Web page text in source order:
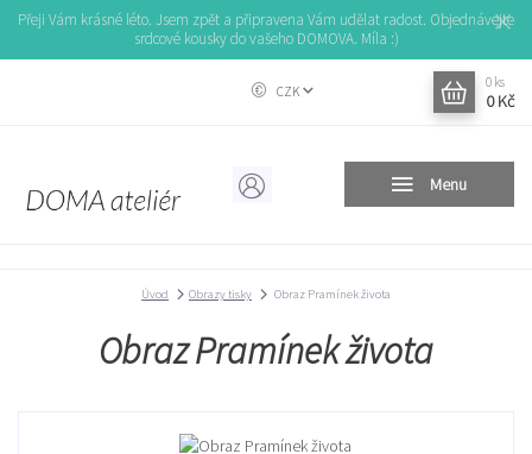
Přeji Vám krásné léto. Jsem zpět a připravena Vám udělat radost. Objednávejte
srdcové kousky do vašeho DOMOVA. Míla :)
Menu
CZK
0 ks
0 Kč
Úvod Obrazy tisky Obraz Pramínek života
Obraz Pramínek života